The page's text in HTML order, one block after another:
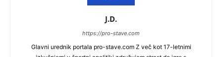
J.D.
https://pro-stave.com
Glavni urednik portala pro-stave.com Z več kot 17-letnimi